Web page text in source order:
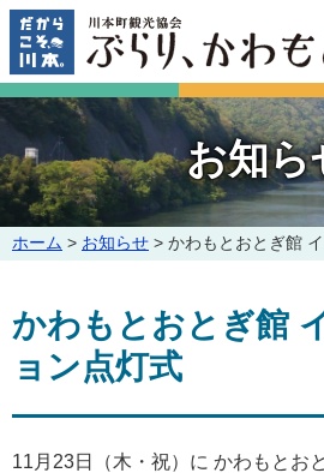
このページの本文へ
お知ら
こ
ー
ジ
の
置:
ホーム > お知らせ > かわもとおとぎ館
かわもとおとぎ館
ョン点灯式
11月23日（木・祝）に かわもとお